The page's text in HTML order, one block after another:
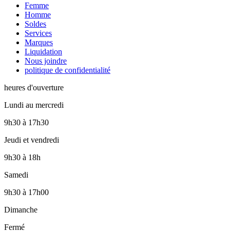
Femme
Homme
Soldes
Services
Marques
Liquidation
Nous joindre
politique de confidentialité
heures d'ouverture
Lundi au mercredi
9h30 à 17h30
Jeudi et vendredi
9h30 à 18h
Samedi
9h30 à 17h00
Dimanche
Fermé